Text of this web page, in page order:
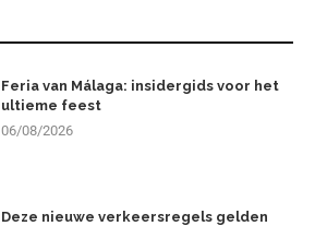
Feria van Málaga: insidergids voor het
ultieme feest
06/08/2026
Deze nieuwe verkeersregels gelden